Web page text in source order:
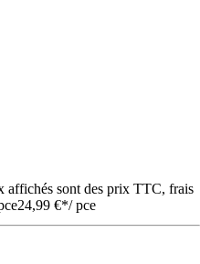
sont des prix TTC, frais
24,99 €*/ pce